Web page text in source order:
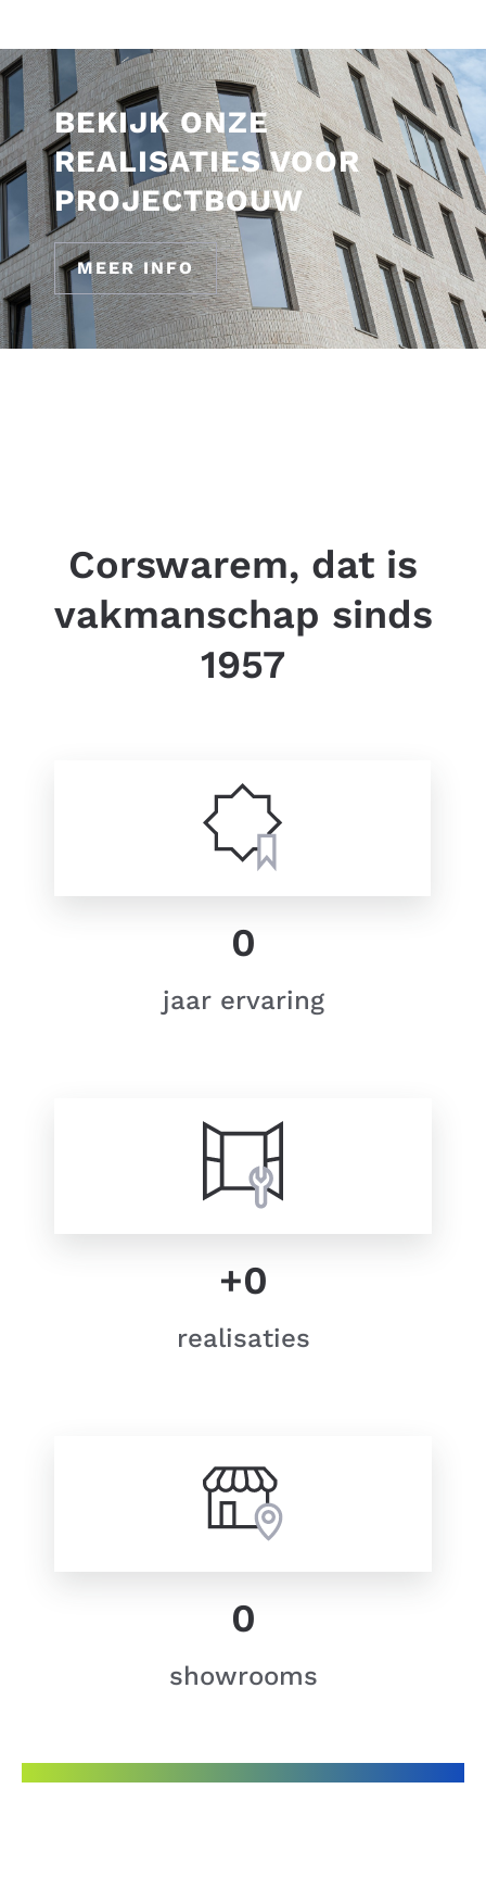
BEKIJK ONZE
REALISATIES VOOR
PROJECTBOUW
MEER INFO
Corswarem, dat is
vakmanschap sinds
1957
jaar ervaring
0
realisaties
+0
showrooms
0